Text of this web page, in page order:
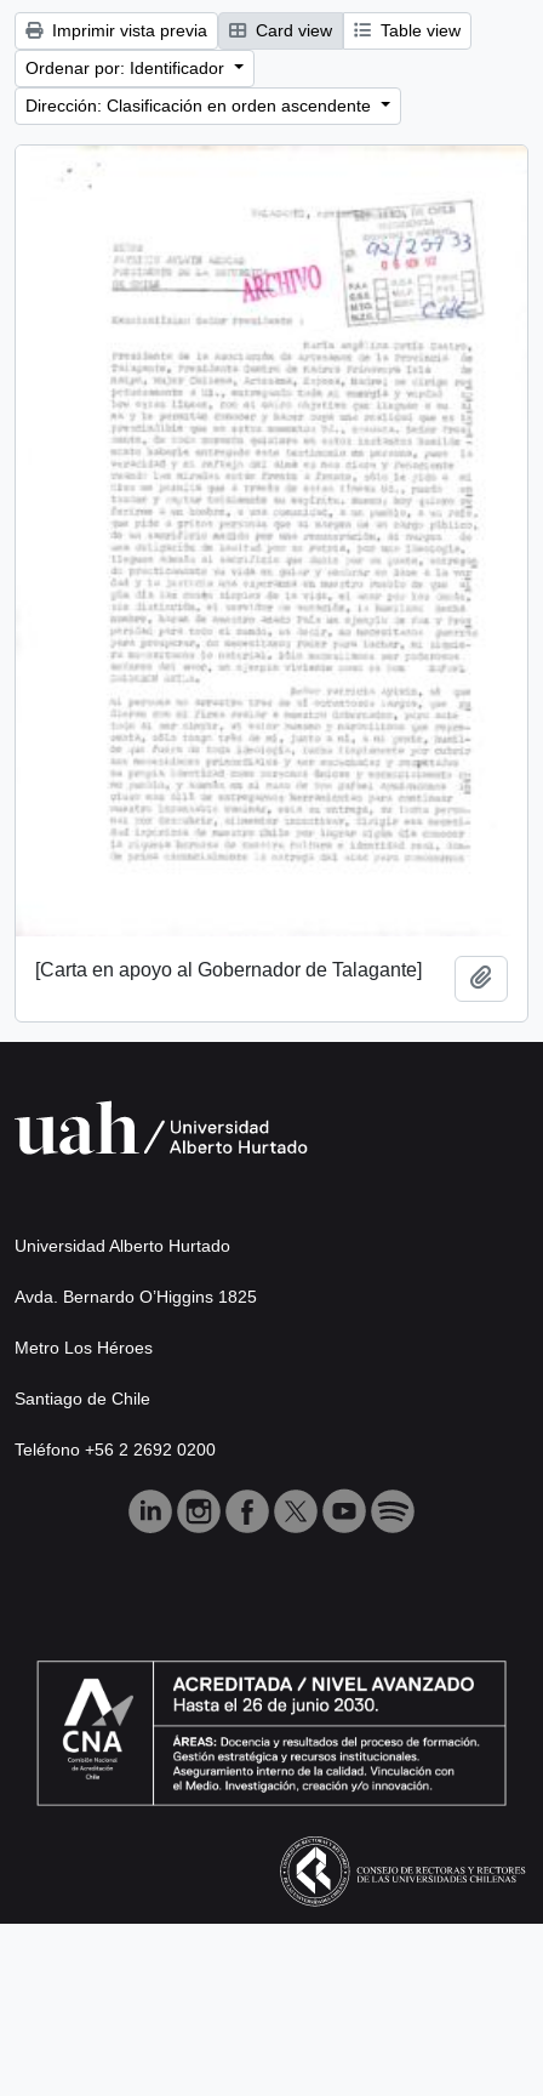
Imprimir vista previa Card view
Table view
Ordenar por: Identificador
Dirección: Clasificación en orden ascendente
[Carta en apoyo al Gobernador de Talagante]
Universidad Alberto Hurtado
Avda. Bernardo O’Higgins 1825
Metro Los Héroes
Santiago de Chile
Teléfono +56 2 2692 0200